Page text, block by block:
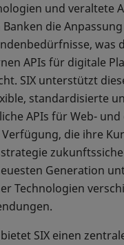
und veraltete
die
was
APIs für digitale
SIX unterstützt
standardisierte
APIs für Web-
die ihre
Generation
Technologien
SIX einen